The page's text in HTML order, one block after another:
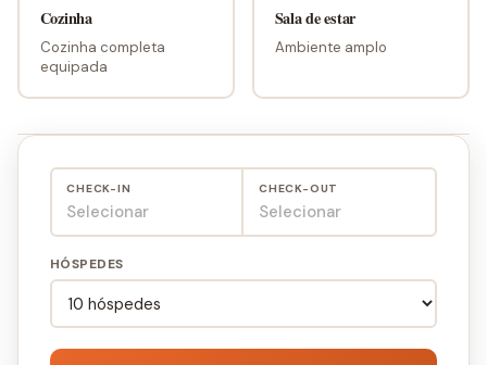
Cozinha
Cozinha completa
equipada
Sala de estar
Ambiente amplo
CHECK-IN
Selecionar
CHECK-OUT
Selecionar
HÓSPEDES